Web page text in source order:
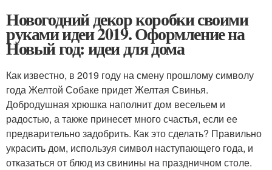
Новогодний декор коробки своими
руками идеи 2019. Оформление на
Новый год: идеи для дома
Как известно, в 2019 году на смену прошлому символу
года Желтой Собаке придет Желтая Свинья.
Добродушная хрюшка наполнит дом весельем и
радостью, а также принесет много счастья, если ее
предварительно задобрить. Как это сделать? Правильно
украсить дом, используя символ наступающего года, и
отказаться от блюд из свинины на праздничном столе.